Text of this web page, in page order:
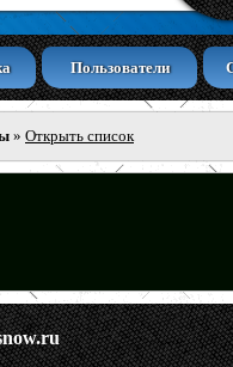
Пользователи
» Открыть список